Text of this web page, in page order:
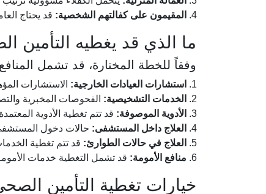
المقيمون على كفالتهم الشخصية: قد يحتاج
ما الذي قد يغطيه التأمين
وفقاً للخطة المختارة، قد تشمل
استشارات العيادات الخارجية: الاستشارات
الخدمات التشخيصية: الفحوصات المخبرية
الأدوية الموصوفة: قد تتم تغطية الأدوية
العلاج داخل المستشفى: حالات دخول المستشفى
العلاج في حالات الطوارئ: قد تتم تغطية
منافع الأمومة: قد تشمل التغطية خدمات
خيارات تغطية التأمين